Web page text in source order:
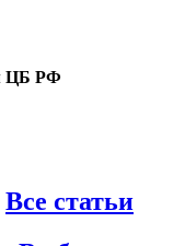
ЦБ РФ
Все статьи